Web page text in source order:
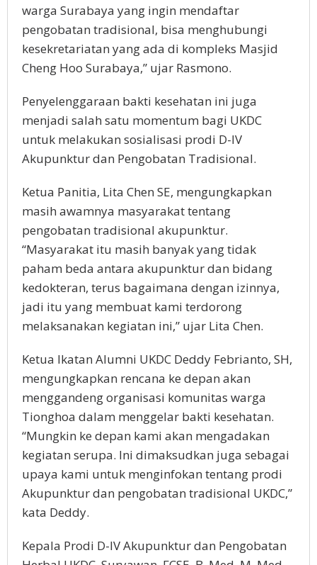
warga Surabaya yang ingin mendaftar
pengobatan tradisional, bisa menghubungi
kesekretariatan yang ada di kompleks Masjid
Cheng Hoo Surabaya,” ujar Rasmono.
Penyelenggaraan bakti kesehatan ini juga
menjadi salah satu momentum bagi UKDC
untuk melakukan sosialisasi prodi D-IV
Akupunktur dan Pengobatan Tradisional.
Ketua Panitia, Lita Chen SE, mengungkapkan
masih awamnya masyarakat tentang
pengobatan tradisional akupunktur.
“Masyarakat itu masih banyak yang tidak
paham beda antara akupunktur dan bidang
kedokteran, terus bagaimana dengan izinnya,
jadi itu yang membuat kami terdorong
melaksanakan kegiatan ini,” ujar Lita Chen.
Ketua Ikatan Alumni UKDC Deddy Febrianto, SH,
mengungkapkan rencana ke depan akan
menggandeng organisasi komunitas warga
Tionghoa dalam menggelar bakti kesehatan.
“Mungkin ke depan kami akan mengadakan
kegiatan serupa. Ini dimaksudkan juga sebagai
upaya kami untuk menginfokan tentang prodi
Akupunktur dan pengobatan tradisional UKDC,”
kata Deddy.
Kepala Prodi D-IV Akupunktur dan Pengobatan